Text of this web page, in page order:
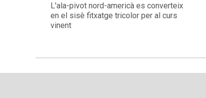
L'ala-pivot nord-americà es converteix
en el sisè fitxatge tricolor per al curs
vinent